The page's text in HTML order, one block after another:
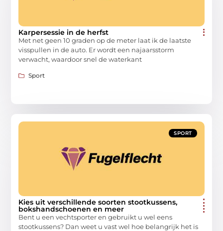
Karpersessie in de herfst
Met net geen 10 graden op de meter laat ik de laatste
visspullen in de auto. Er wordt een najaarsstorm
verwacht, waardoor snel de waterkant
Sport
SPORT
Kies uit verschillende soorten stootkussens,
bokshandschoenen en meer
Bent u een vechtsporter en gebruikt u wel eens
stootkussens? Dan weet u vast wel hoe belangrijk het is